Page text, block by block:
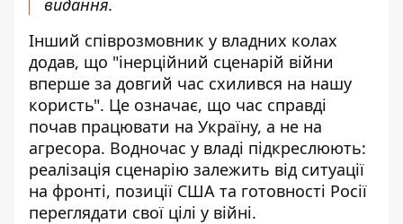
видання.
Інший співрозмовник у владних колах
додав, що "інерційний сценарій війни
вперше за довгий час схилився на нашу
користь". Це означає, що час справді
почав працювати на Україну, а не на
агресора. Водночас у владі підкреслюють:
реалізація сценарію залежить від ситуації
на фронті, позиції США та готовності Росії
переглядати свої цілі у війні.